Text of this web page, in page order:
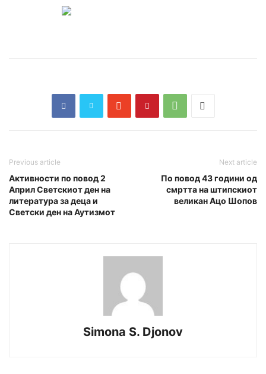
Previous article
Активности по повод 2
Април Светскиот ден на
литература за деца и
Светски ден на Аутизмот
Next article
По повод 43 години од
смртта на штипскиот
великан Ацо Шопов
Simona S. Djonov